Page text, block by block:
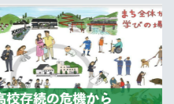
つながる
2024.11.18
職業への
ことで、